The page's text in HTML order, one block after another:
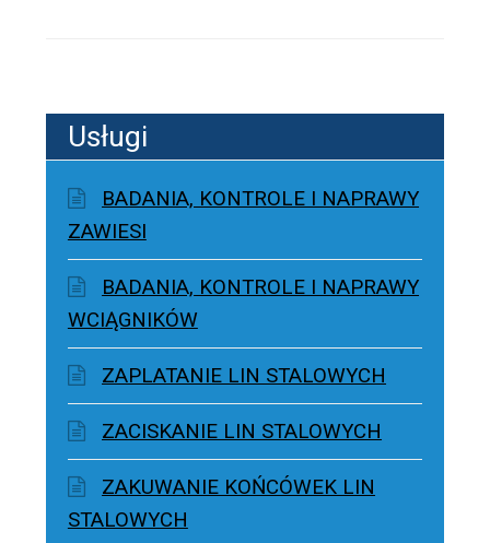
Usługi
BADANIA, KONTROLE I NAPRAWY
ZAWIESI
BADANIA, KONTROLE I NAPRAWY
WCIĄGNIKÓW
ZAPLATANIE LIN STALOWYCH
ZACISKANIE LIN STALOWYCH
ZAKUWANIE KOŃCÓWEK LIN
STALOWYCH